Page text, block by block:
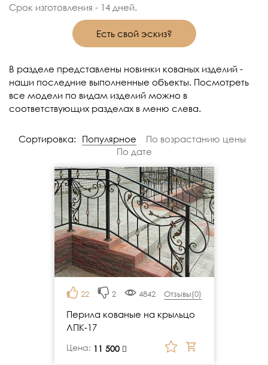
Срок изготовления - 14 дней.
Есть свой эскиз?
В разделе представлены новинки кованых изделий -
наши последние выполненные объекты. Посмотреть
все модели по видам изделий можно в
соответствующих разделах в меню слева.
Сортировка: Популярное
По возрастанию цены
По дате
22 2 4842 Отзывы(0)
Перила кованые на крыльцо
ЛПК-17
Цена: 11 500
руб.